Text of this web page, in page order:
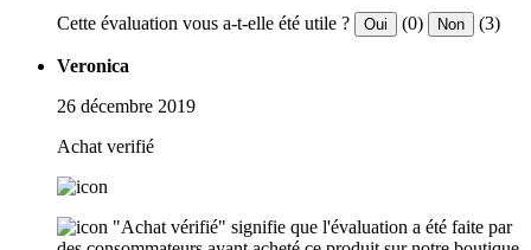
Cette évaluation vous a-t-elle été utile ? Oui (0) Non (3)
Veronica
26 décembre 2019
Achat verifié
"Achat vérifié" signifie que l'évaluation a été faite par